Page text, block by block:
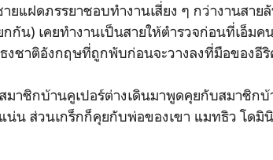
แฝดภรรยาชอบทำงานเสี่ยง ๆ กว่างานสาย
กัน) เคยทำงานเป็นสายให้ตำรวจก่อนที่เอ็มค
งชาติอังกฤษที่ถูกพับก่อนจะวางลงที่มือของอี
มาชิกบ้านคูเปอร์ต่างเดินมาพูดคุยกับสมาชิก
น ส่วนเกร็กก็คุยกับพ่อของเขา แมทธิว โดมินิ